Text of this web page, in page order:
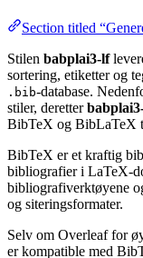
Section titled
Stilen babplai3-lf
sortering, etiketter og
.bib-database.
stiler, deretter
BibTeX og BibLaTeX
BibTeX er et kraftig
bibliografier i LaTeX-
bibliografiverktøyene
og siteringsformater.
Selv om Overleaf for
er kompatible med